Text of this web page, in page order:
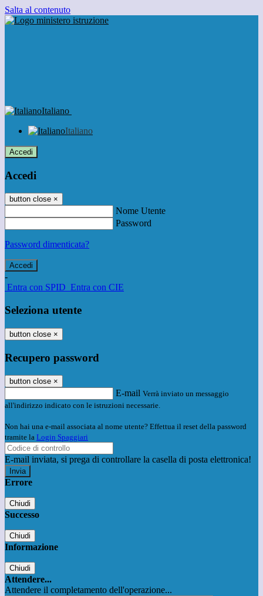
Salta al contenuto
Italiano
Italiano
Accedi
Accedi
button close ×
Nome Utente
Password
Password dimenticata?
-
Entra con SPID Entra con CIE
Seleziona utente
button close ×
Recupero password
button close ×
E-mail Verrà inviato un messaggio
all'indirizzo indicato con le istruzioni necessarie.
Non hai una e-mail associata al nome utente? Effettua il reset della password
tramite la Login Spaggiari
E-mail inviata, si prega di controllare la casella di posta elettronica!
Errore
Chiudi
Successo
Chiudi
Informazione
Chiudi
Attendere...
Attendere il completamento dell'operazione...